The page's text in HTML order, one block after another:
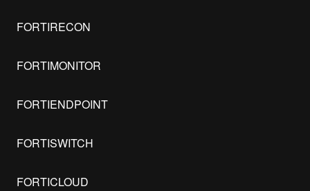
FORTIRECON
FORTIMONITOR
FORTIENDPOINT
FORTISWITCH
FORTICLOUD